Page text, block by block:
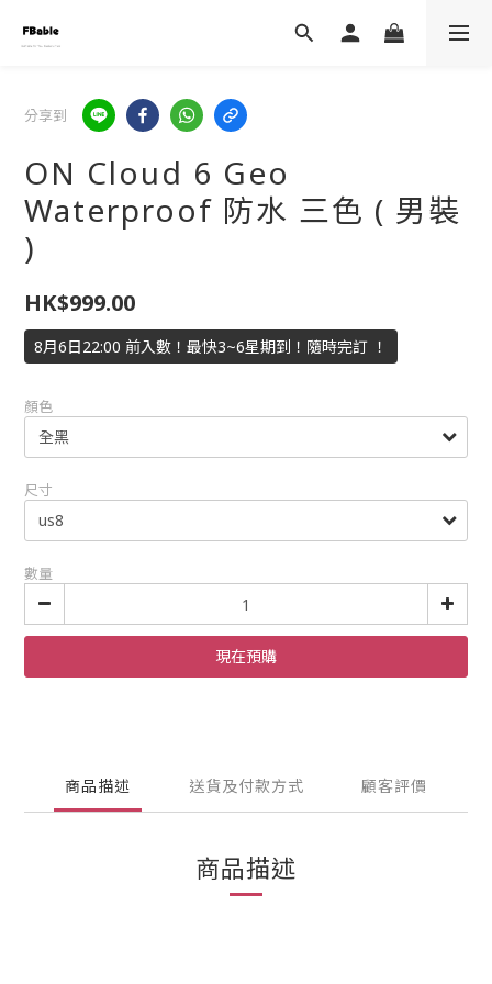
分享到
ON Cloud 6 Geo
Waterproof 防水 三色 ( 男裝
)
HK$999.00
8月6日22:00 前入數！最快3~6星期到！隨時完訂 ！
顏色
尺寸
數量
現在預購
商品描述 送貨及付款方式 顧客評價
商品描述